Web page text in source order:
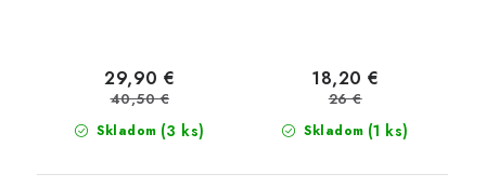
Skladom (3 ks)
29,90 €
40,50 €
Skladom (1 ks)
18,20 €
26 €